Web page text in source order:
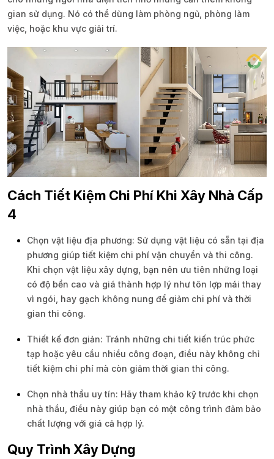
gian sử dụng. Nó có thể dùng làm phòng ngủ, phòng làm
việc, hoặc khu vực giải trí.
Cách Tiết Kiệm Chi Phí Khi Xây Nhà Cấp
4
Chọn vật liệu địa phương: Sử dụng vật liệu có sẵn tại địa
phương giúp tiết kiệm chi phí vận chuyển và thi công.
Khi chọn vật liệu xây dựng, bạn nên ưu tiên những loại
có độ bền cao và giá thành hợp lý như tôn lợp mái thay
vì ngói, hay gạch không nung để giảm chi phí và thời
gian thi công.
Thiết kế đơn giản: Tránh những chi tiết kiến trúc phức
tạp hoặc yêu cầu nhiều công đoạn, điều này không chỉ
tiết kiệm chi phí mà còn giảm thời gian thi công.
Chọn nhà thầu uy tín: Hãy tham khảo kỹ trước khi chọn
nhà thầu, điều này giúp bạn có một công trình đảm bảo
chất lượng với giá cả hợp lý.
Quy Trình Xây Dựng